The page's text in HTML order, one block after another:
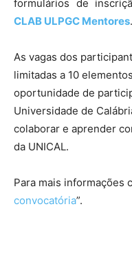
formulários de
CLAB ULPGC Mentores.
As vagas dos
limitadas a 10
oportunidade de
Universidade de
colaborar e aprender
da UNICAL.
Para mais informações
convocatória”.